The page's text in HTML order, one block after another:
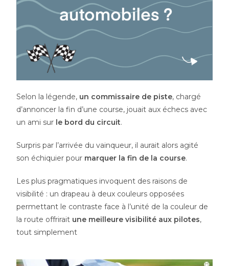
Selon la légende, un commissaire de piste, chargé
d’annoncer la fin d’une course, jouait aux échecs avec
un ami sur le bord du circuit.
Surpris par l’arrivée du vainqueur, il aurait alors agité
son échiquier pour marquer la fin de la course.
Les plus pragmatiques invoquent des raisons de
visibilité : un drapeau à deux couleurs opposées
permettant le contraste face à l’unité de la couleur de
la route offrirait une meilleure visibilité aux pilotes,
tout simplement